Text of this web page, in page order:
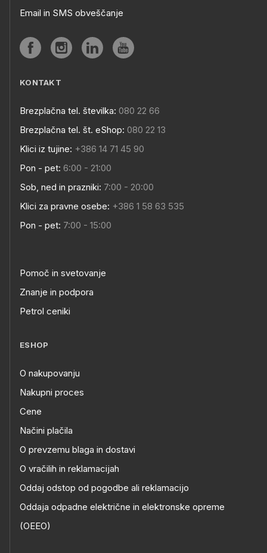
Email in SMS obveščanje
KONTAKT
Brezplačna tel. številka: 080 22 66
Brezplačna tel. št. eShop: 080 22 13
Klici iz tujine: +386 14 71 45 90
Pon - pet: 6:00 - 21:00
Sob, ned in prazniki: 7:00 - 20:00
Klici za pravne osebe: +386 1 58 63 535
Pon - pet: 7:00 - 15:00
Pomoč in svetovanje
Znanje in podpora
Petrol ceniki
ESHOP
O nakupovanju
Nakupni proces
Cene
Načini plačila
O prevzemu blaga in dostavi
O vračilih in reklamacijah
Oddaj odstop od pogodbe ali reklamacijo
Oddaja odpadne električne in elektronske opreme
(OEEO)